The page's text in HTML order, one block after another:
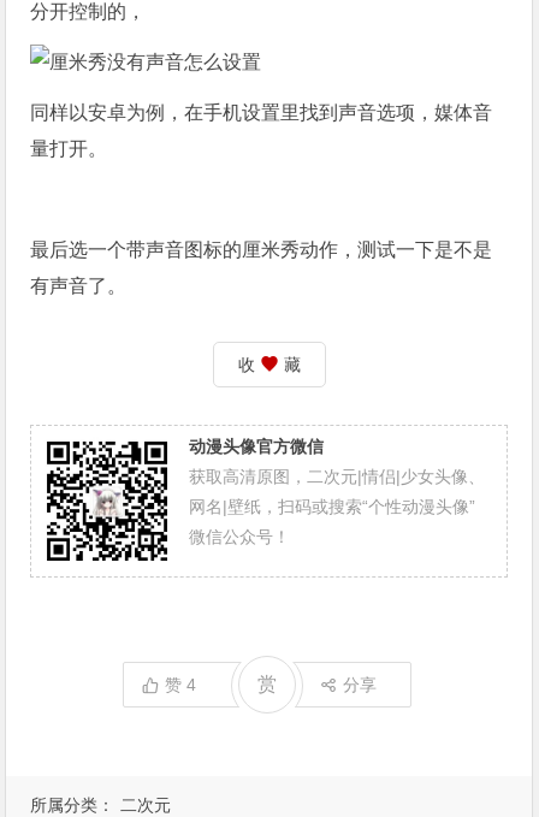
所属分类： 二次元
分开控制的，
同样以安卓为例，在手机设置里找到声音选项，媒体音
量打开。
最后选一个带声音图标的厘米秀动作，测试一下是不是
有声音了。
收 藏
动漫头像官方微信
获取高清原图，二次元|情侣|少女头像、
网名|壁纸，扫码或搜索“个性动漫头像”
微信公众号！
赞4 赏 分享